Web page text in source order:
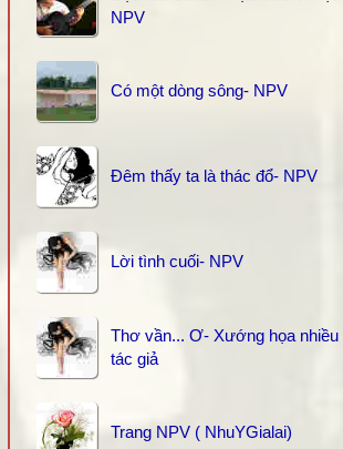
NPV
Có một dòng sông- NPV
Đêm thấy ta là thác đổ- NPV
Lời tình cuối- NPV
Thơ vần... Ơ- Xướng họa nhiều
tác giả
Trang NPV ( NhuYGialai)